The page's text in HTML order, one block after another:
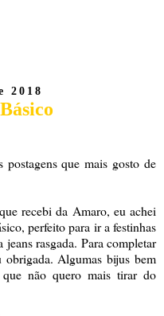
2018
que mais gosto de
recebi da Amaro, eu achei
perfeito para ir a festinhas
rasgada. Para completar
Algumas bijus bem
não quero mais tirar do